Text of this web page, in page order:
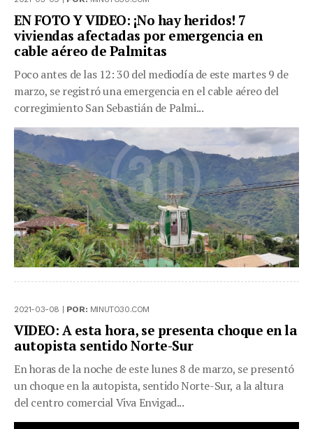
EN FOTO Y VIDEO: ¡No hay heridos! 7
viviendas afectadas por emergencia en
cable aéreo de Palmitas
Poco antes de las 12: 30 del mediodía de este martes 9 de
marzo, se registró una emergencia en el cable aéreo del
corregimiento San Sebastián de Palmi...
2021-03-08 | POR: MINUTO30.COM
VIDEO: A esta hora, se presenta choque en la
autopista sentido Norte-Sur
En horas de la noche de este lunes 8 de marzo, se presentó
un choque en la autopista, sentido Norte-Sur, a la altura
del centro comercial Viva Envigad...